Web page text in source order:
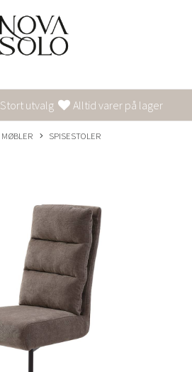
Stort utvalg Alltid varer på lager
MØBLER SPISESTOLER